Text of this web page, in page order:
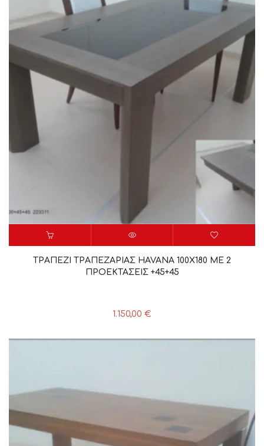
ΤΡΑΠΕΖΙ ΤΡΑΠΕΖΑΡΙΑΣ HAVANA 100X180 ME 2
ΠΡΟΕΚΤΑΣΕΙΣ +45+45
1.150,00 €